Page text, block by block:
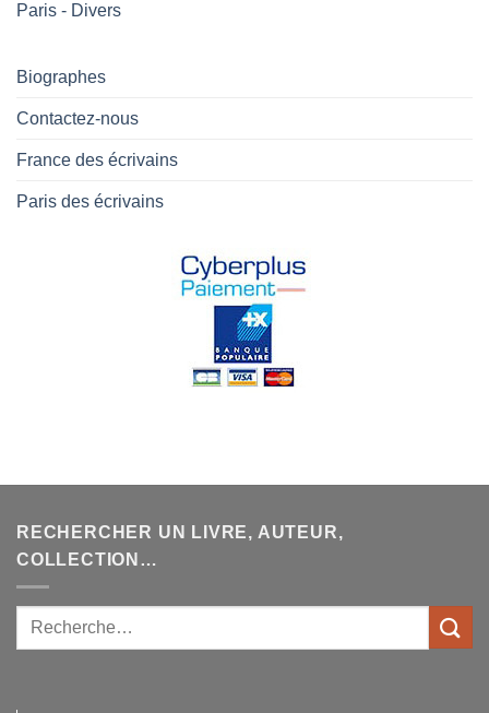
Paris - Divers
Biographes
Contactez-nous
France des écrivains
Paris des écrivains
RECHERCHER UN LIVRE, AUTEUR,
COLLECTION…